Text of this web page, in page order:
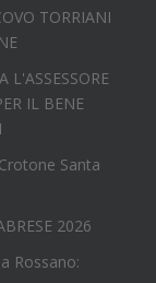
TORRIANI
L'ASSESSORE
IL BENE
Santa
2026
Rossano: